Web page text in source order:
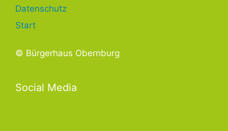
Datenschutz
Start
© Bürgerhaus Obernburg
Social Media